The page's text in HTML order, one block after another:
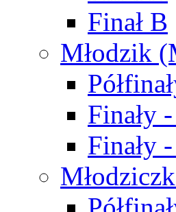
Finał B
Młodzik
Finały
Finały